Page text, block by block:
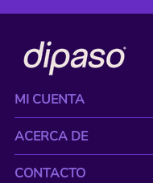
MI CUENTA
ACERCA DE
CONTACTO